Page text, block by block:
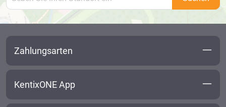
Zahlungsarten
KentixONE App